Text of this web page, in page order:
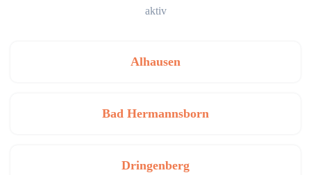
aktiv
Alhausen
Bad Hermannsborn
Dringenberg